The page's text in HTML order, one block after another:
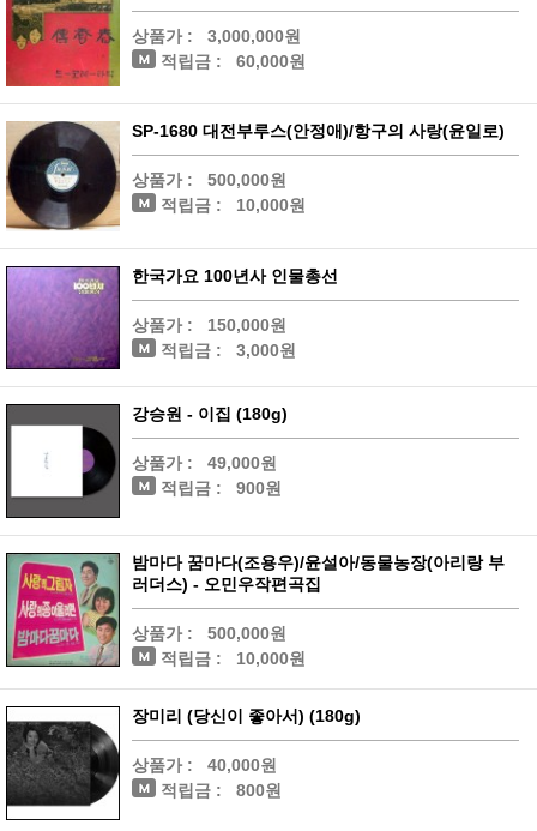
상품가 :
3,000,000원
적립금 :
60,000원
SP-1680 대전부루스(안정애)/항구의 사랑(윤일로)
상품가 :
500,000원
적립금 :
10,000원
한국가요 100년사 인물총선
상품가 :
150,000원
적립금 :
3,000원
강승원 - 이집 (180g)
상품가 :
49,000원
적립금 :
900원
밤마다 꿈마다(조용우)/윤설아/동물농장(아리랑 부
러더스) - 오민우작편곡집
상품가 :
500,000원
적립금 :
10,000원
장미리 (당신이 좋아서) (180g)
상품가 :
40,000원
적립금 :
800원